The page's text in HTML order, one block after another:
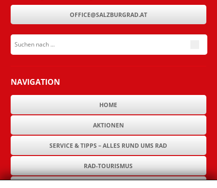
OFFICE@SALZBURGRAD.AT
Suchen nach ...
submit
NAVIGATION
HOME
AKTIONEN
SERVICE & TIPPS – ALLES RUND UMS RAD
RAD-TOURISMUS